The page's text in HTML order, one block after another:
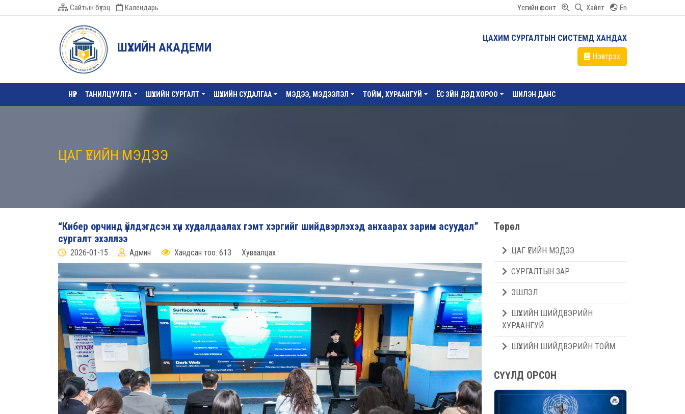
Сайтын бүтэц Календарь Үсгийн фонт Хайлт En
ШҮҮХИЙН АКАДЕМИ
ЦАХИМ СУРГАЛТЫН СИСТЕМД ХАНДАХ
Нэвтрэх
НҮҮР ТАНИЛЦУУЛГА ШҮҮХИЙН СУРГАЛТ ШҮҮХИЙН СУДАЛГАА МЭДЭЭ, МЭДЭЭЛЭЛ ТОЙМ, ХУРААНГУЙ ЁС ЗҮЙН ДЭД ХОРОО ШИЛЭН ДАНС
ЦАГ ҮЕИЙН МЭДЭЭ
“Кибер орчинд үйлдэгдсэн хүн худалдаалах гэмт хэргийг шийдвэрлэхэд анхаарах зарим асуудал”
сургалт эхэллээ
2026-01-15 Админ Хандсан тоо: 613 Хуваалцах
Төрөл
ЦАГ ҮЕИЙН МЭДЭЭ
СУРГАЛТЫН ЗАР
ЭШЛЭЛ
ШҮҮХИЙН ШИЙДВЭРИЙН
ХУРААНГУЙ
ШҮҮХИЙН ШИЙДВЭРИЙН ТОЙМ
СҮҮЛД ОРСОН